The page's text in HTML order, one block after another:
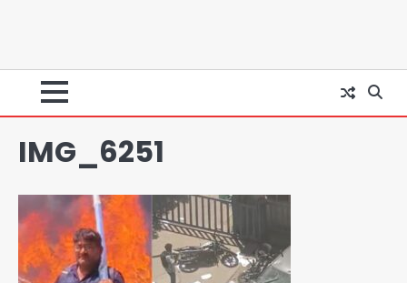
IMG_6251
28 साल बाद कानून के शिकंजे में आया हत्या का
फरार आरोपी
Team JHJ
डबल मर्डर का मुख्य साजिशकर्ता क्राइम ब्रांच
के हत्थे